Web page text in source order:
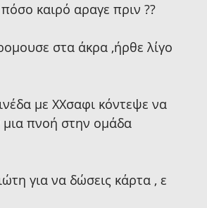
καιρό αραγε πριν ??
στα άκρα ,ήρθε λίγο
με ΧΧσαφι κόντεψε να
μια πνοή στην ομάδα
για να δώσεις κάρτα , ε